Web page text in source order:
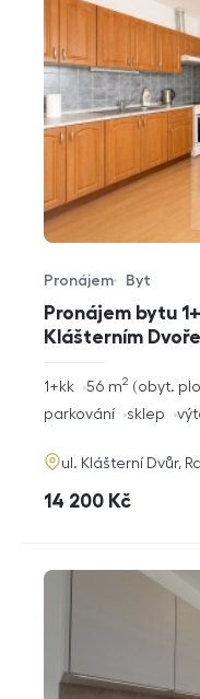
Pronájem bytu
Klášterním Dvoře
Typ nabídky
Pronájem
Typ nemovitosti
Byt
rozměry
dispozice
1+kk obyt.
56 m2
funkce
parkování sklep
adresa
ul. Klášterní Dvůr,
cena
14 200 Kč